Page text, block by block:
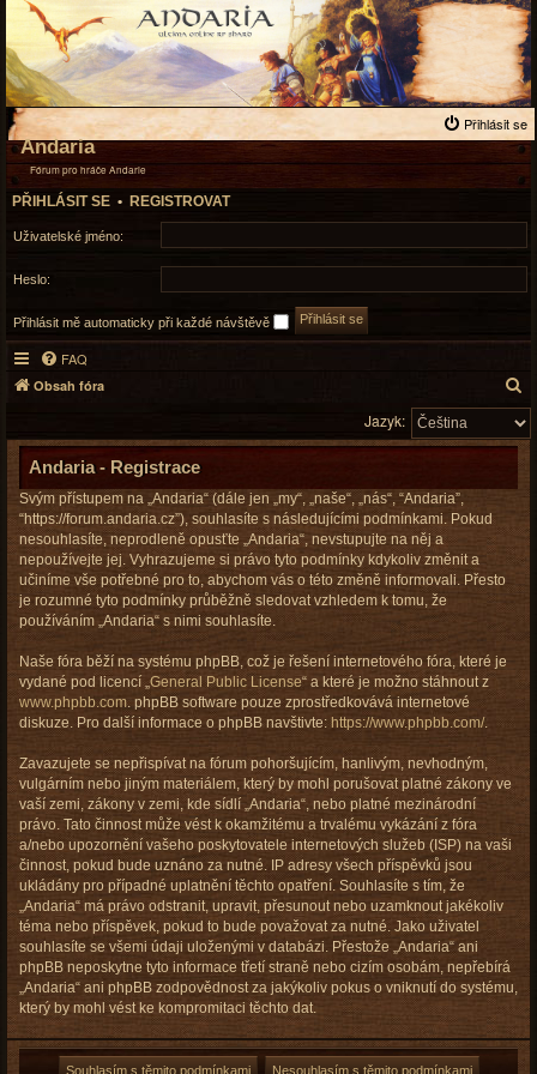
Přihlásit se
Andaria
Fórum pro hráče Andarie
PŘIHLÁSIT SE • REGISTROVAT
Uživatelské jméno:
Heslo:
Přihlásit mě automaticky při každé návštěvě
FAQ
Obsah fóra
l
Jazyk:
Andaria - Registrace
Svým přístupem na „Andaria“ (dále jen „my“, „naše“, „nás“, “Andaria”,
“https://forum.andaria.cz”), souhlasíte s následujícími podmínkami. Pokud
nesouhlasíte, neprodleně opusťte „Andaria“, nevstupujte na něj a
nepoužívejte jej. Vyhrazujeme si právo tyto podmínky kdykoliv změnit a
učiníme vše potřebné pro to, abychom vás o této změně informovali. Přesto
je rozumné tyto podmínky průběžně sledovat vzhledem k tomu, že
používáním „Andaria“ s nimi souhlasíte.
Naše fóra běží na systému phpBB, což je řešení internetového fóra, které je
vydané pod licencí „General Public License“ a které je možno stáhnout z
www.phpbb.com. phpBB software pouze zprostředkovává internetové
diskuze. Pro další informace o phpBB navštivte: https://www.phpbb.com/.
Zavazujete se nepřispívat na fórum pohoršujícím, hanlivým, nevhodným,
vulgárním nebo jiným materiálem, který by mohl porušovat platné zákony ve
vaší zemi, zákony v zemi, kde sídlí „Andaria“, nebo platné mezinárodní
právo. Tato činnost může vést k okamžitému a trvalému vykázání z fóra
a/nebo upozornění vašeho poskytovatele internetových služeb (ISP) na vaši
činnost, pokud bude uznáno za nutné. IP adresy všech příspěvků jsou
ukládány pro případné uplatnění těchto opatření. Souhlasíte s tím, že
„Andaria“ má právo odstranit, upravit, přesunout nebo uzamknout jakékoliv
téma nebo příspěvek, pokud to bude považovat za nutné. Jako uživatel
souhlasíte se všemi údaji uloženými v databázi. Přestože „Andaria“ ani
phpBB neposkytne tyto informace třetí straně nebo cizím osobám, nepřebírá
„Andaria“ ani phpBB zodpovědnost za jakýkoliv pokus o vniknutí do systému,
který by mohl vést ke kompromitaci těchto dat.